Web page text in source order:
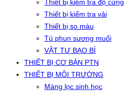
Thiết bị kiểm tra độ cứng
Thiết bị kiểm tra vải
Thiết bị so màu
Tủ phun sương muối
VẬT TƯ BAO BÌ
THIẾT BỊ CƠ BẢN PTN
THIẾT BỊ MÔI TRƯỜNG
Màng lọc sinh học